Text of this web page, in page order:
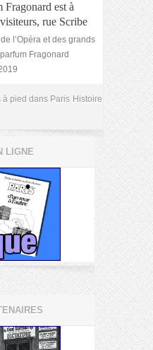
Fragonard est à
rue Scribe
l’Opéra et des grands
Fragonard
à pied dans Paris Histoire
LIGNE